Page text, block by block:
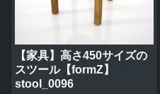
【家具】高さ450サイズの
スツール【formZ】
stool_0096